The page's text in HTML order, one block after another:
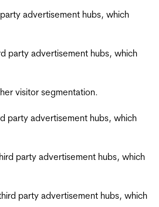
advertisement hubs, which
party advertisement hubs, which
visitor segmentation.
party advertisement hubs, which
party advertisement hubs, which
party advertisement hubs, which